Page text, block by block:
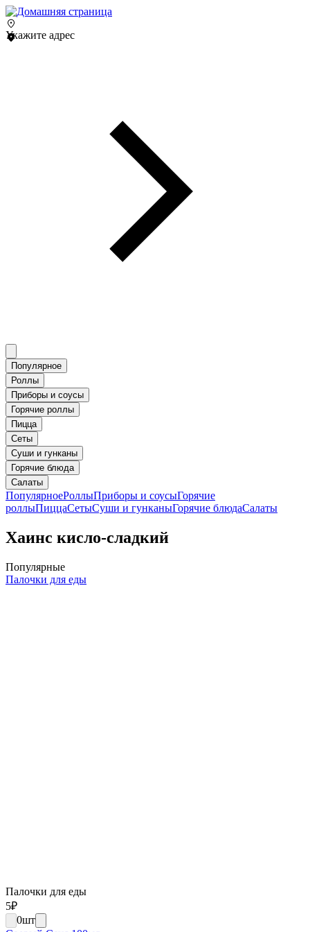
Укажите адрес
Популярное
Роллы
Приборы и соусы
Горячие роллы
Пицца
Сеты
Суши и гунканы
Горячие блюда
Салаты
ПопулярноеРоллыПриборы и соусыГорячие
роллыПиццаСетыСуши и гунканыГорячие блюдаСалаты
Хаинс кисло-сладкий
Популярные
Палочки для еды
Палочки для еды
5₽
0шт